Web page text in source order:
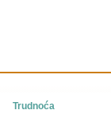
Trudnoća